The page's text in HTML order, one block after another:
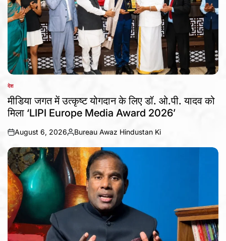
POSTED
IN
देश
मीडिया जगत में उत्कृष्ट योगदान के लिए डॉ. ओ.पी. यादव को
मिला ‘LIPI Europe Media Award 2026’
on
August 6, 2026
Posted
by
Bureau Awaz Hindustan Ki